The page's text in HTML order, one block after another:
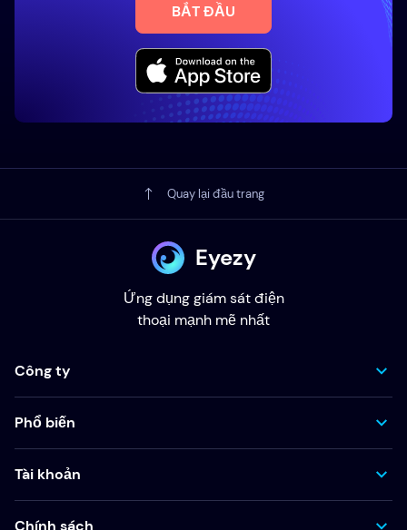
BẮT ĐẦU
Quay lại đầu trang
Eyezy
Ứng dụng giám sát điện
thoại mạnh mẽ nhất
Công ty
Phổ biến
Tài khoản
Chính sách